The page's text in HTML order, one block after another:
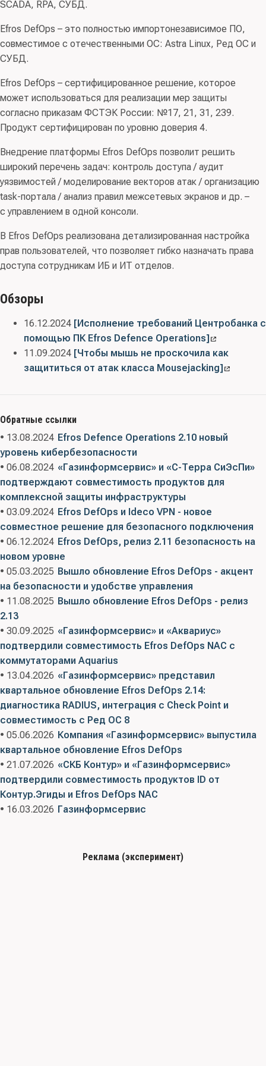
несанкционированного доступа к информации; 02.08 -
Средства мониторинга и управления; 03.07 - Средства
выявления целевых атак
Код(ы) продукции:62 Продукты программные и услуги
по разработке программного обеспечения;
консультационные и аналогичные услуги в области
информационных технологий
Правообладатель:ОБЩЕСТВО С ОГРАНИЧЕННОЙ
ОТВЕТСТВЕННОСТЬЮ “ГАЗИНФОРМСЕРВИС” (ИНН
7838017968)
заявитель:ООО «Газинформсервис»
SCADA, RPA, СУБД.
Efros DefOps – это полностью импортонезависимое ПО,
совместимое с отечественными ОС: Astra Linux, Ред ОС и
СУБД.
Efros DefOps – сертифицированное решение, которое
может использоваться для реализации мер защиты
согласно приказам ФСТЭК России: №17, 21, 31, 239.
Продукт сертифицирован по уровню доверия 4.
Внедрение платформы Efros DefOps позволит решить
широкий перечень задач: контроль доступа / аудит
уязвимостей / моделирование векторов атак / организацию
task-портала / анализ правил межсетевых экранов и др. –
с управлением в одной консоли.
В Efros DefOps реализована детализированная настройка
прав пользователей, что позволяет гибко назначать права
доступа сотрудникам ИБ и ИТ отделов.
Обзоры
16.12.2024 [Исполнение требований Центробанка с
помощью ПК Efros Defence Operations]
11.09.2024 [Чтобы мышь не проскочила как
защититься от атак класса Mousejacking]
Обратные ссылки
• 13.08.2024 Efros Defence Operations 2.10 новый
уровень кибербезопасности
• 06.08.2024 «Газинформсервис» и «С-Терра СиЭсПи»
подтверждают совместимость продуктов для
комплексной защиты инфраструктуры
• 03.09.2024 Efros DefOps и Ideco VPN - новое
совместное решение для безопасного подключения
• 06.12.2024 Efros DefOps, релиз 2.11 безопасность на
новом уровне
• 05.03.2025 Вышло обновление Efros DefOps - акцент
на безопасности и удобстве управления
• 11.08.2025 Вышло обновление Efros DefOps - релиз
2.13
• 30.09.2025 «Газинформсервис» и «Аквариус»
подтвердили совместимость Efros DefOps NAC с
коммутаторами Aquarius
• 13.04.2026 «Газинформсервис» представил
квартальное обновление Efros DefOps 2.14:
диагностика RADIUS, интеграция с Check Point и
совместимость с Ред ОС 8
• 05.06.2026 Компания «Газинформсервис» выпустила
квартальное обновление Efros DefOps
• 21.07.2026 «СКБ Контур» и «Газинформсервис»
подтвердили совместимость продуктов ID от
Контур.Эгиды и Efros DefOps NAC
• 16.03.2026 Газинформсервис
Реклама (эксперимент)